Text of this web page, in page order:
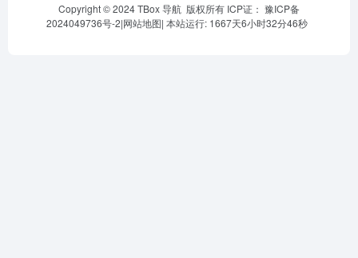
Copyright © 2024 TBox 导航 版权所有 ICP证： 豫ICP备
2024049736号-2|网站地图| 本站运行: 1667天6小时32分47秒